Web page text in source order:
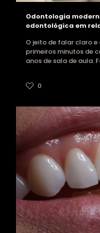
Odontologia
odontológica em
O jeito de falar claro
primeiros minutos de
anos de sala de aula.
0